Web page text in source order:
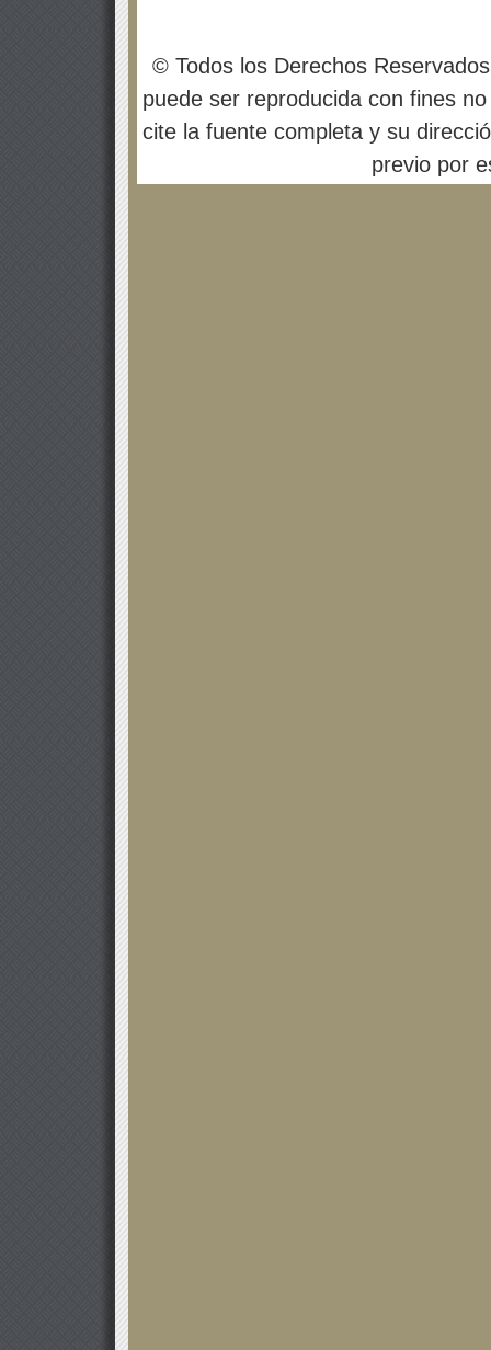
© Todos los Derechos
puede ser reproducida con fines
cite la fuente completa y su
previo por